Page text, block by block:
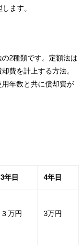
ます。
2種類です。定額法は
費を計上する方法。
年数と共に償却費が
3年目 4年目
３万円 3万円